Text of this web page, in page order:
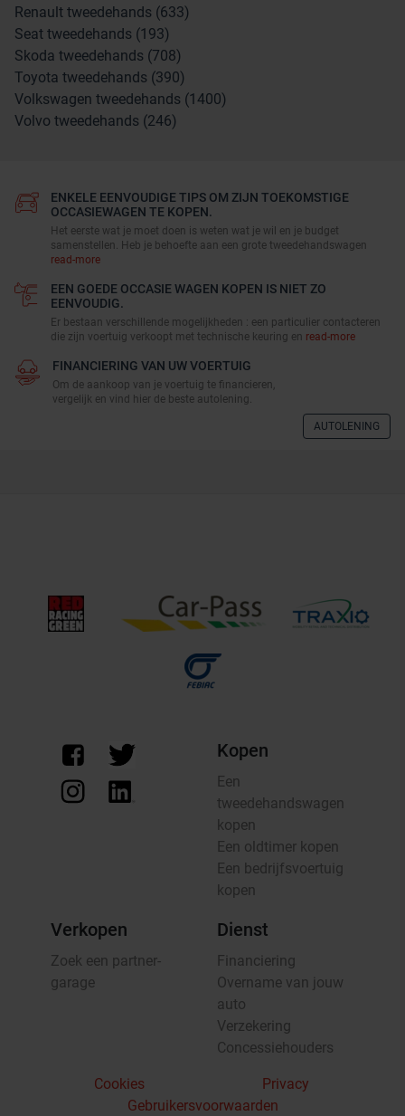
Renault tweedehands (633)
Seat tweedehands (193)
Skoda tweedehands (708)
Toyota tweedehands (390)
Volkswagen tweedehands (1400)
Volvo tweedehands (246)
ENKELE EENVOUDIGE TIPS OM ZIJN TOEKOMSTIGE
OCCASIEWAGEN TE KOPEN.
Het eerste wat je moet doen is weten wat je wil en je budget
samenstellen. Heb je behoefte aan een grote tweedehandswagen
read-more
EEN GOEDE OCCASIE WAGEN KOPEN IS NIET ZO
EENVOUDIG.
Er bestaan verschillende mogelijkheden : een particulier contacteren
die zijn voertuig verkoopt met technische keuring en read-more
FINANCIERING VAN UW VOERTUIG
Om de aankoop van je voertuig te financieren,
vergelijk en vind hier de beste autolening.
AUTOLENING
Kopen
Een
tweedehandswagen
kopen
Een oldtimer kopen
Een bedrijfsvoertuig
kopen
Verkopen
Zoek een partner-
garage
Dienst
Financiering
Overname van jouw
auto
Verzekering
Concessiehouders
Cookies
Privacy
Gebruikersvoorwaarden